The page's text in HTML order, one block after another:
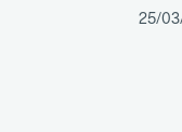
25/